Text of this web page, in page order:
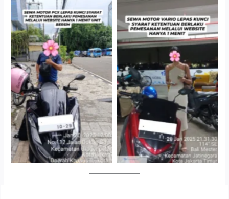
Antar Jemput Kendaraan
Cityplaza Jatinegara
Gedung Parkir P6A